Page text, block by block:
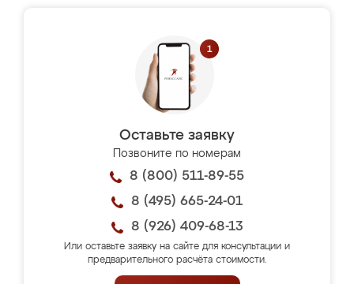
Оставьте заявку
Позвоните по номерам
8 (800) 511-89-55
8 (495) 665-24-01
8 (926) 409-68-13
Или оставьте заявку на сайте для консультации и
предварительного расчёта стоимости.